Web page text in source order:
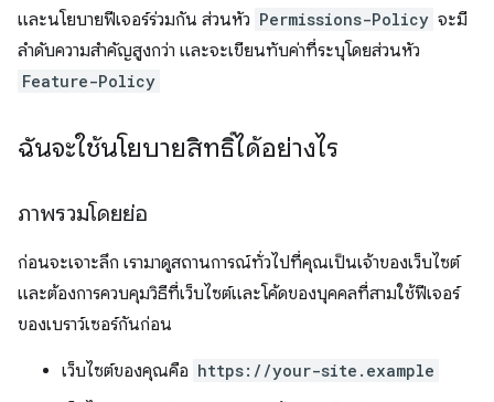
และนโยบายฟีเจอร์ร่วมกัน ส่วนหัว Permissions-Policy จะมี
ลำดับความสำคัญสูงกว่า และจะเขียนทับค่าที่ระบุโดยส่วนหัว
Feature-Policy
ฉันจะใช้นโยบายสิทธิ์ได้อย่างไร
ภาพรวมโดยย่อ
ก่อนจะเจาะลึก เรามาดูสถานการณ์ทั่วไปที่คุณเป็นเจ้าของเว็บไซต์
และต้องการควบคุมวิธีที่เว็บไซต์และโค้ดของบุคคลที่สามใช้ฟีเจอร์
ของเบราว์เซอร์กันก่อน
เว็บไซต์ของคุณคือ https://your-site.example